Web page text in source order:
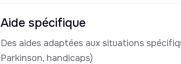
Aide spécifique
Des aides adaptées aux situations
Parkinson, handicaps)